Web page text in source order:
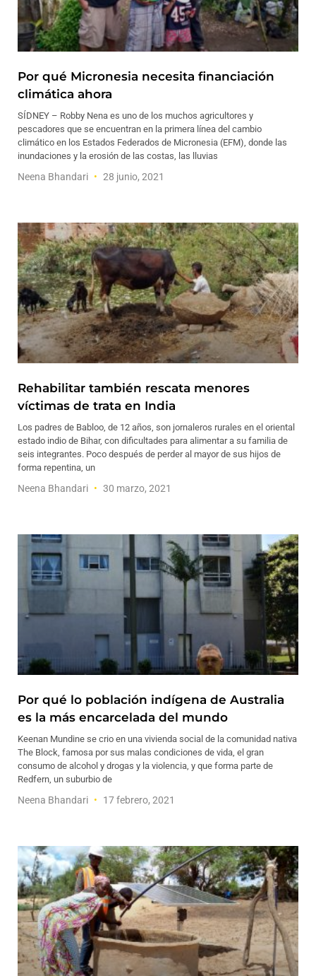
Por qué Micronesia necesita financiación
climática ahora
SÍDNEY – Robby Nena es uno de los muchos agricultores y
pescadores que se encuentran en la primera línea del cambio
climático en los Estados Federados de Micronesia (EFM), donde las
inundaciones y la erosión de las costas, las lluvias
Neena Bhandari 28 junio, 2021
Rehabilitar también rescata menores
víctimas de trata en India
Los padres de Babloo, de 12 años, son jornaleros rurales en el oriental
estado indio de Bihar, con dificultades para alimentar a su familia de
seis integrantes. Poco después de perder al mayor de sus hijos de
forma repentina, un
Neena Bhandari 30 marzo, 2021
Por qué lo población indígena de Australia
es la más encarcelada del mundo
Keenan Mundine se crio en una vivienda social de la comunidad nativa
The Block, famosa por sus malas condiciones de vida, el gran
consumo de alcohol y drogas y la violencia, y que forma parte de
Redfern, un suburbio de
Neena Bhandari 17 febrero, 2021